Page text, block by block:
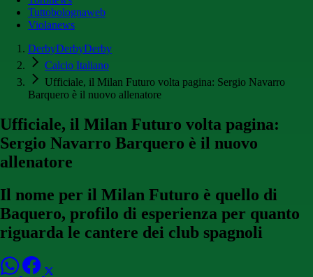
Tuttobolognaweb
Violanews
DerbyDerbyDerby
Calcio Italiano
Ufficiale, il Milan Futuro volta pagina: Sergio Navarro
Barquero è il nuovo allenatore
Ufficiale, il Milan Futuro volta pagina:
Sergio Navarro Barquero è il nuovo
allenatore
Il nome per il Milan Futuro è quello di
Baquero, profilo di esperienza per quanto
riguarda le cantere dei club spagnoli